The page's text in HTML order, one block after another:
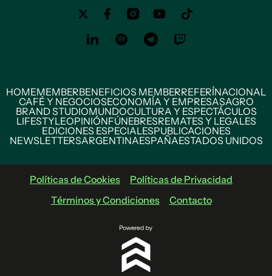
HOMEMEMBERBENEFICIOS MEMBERREFERÍNACIONAL
CAFÉ Y NEGOCIOSECONOMÍA Y EMPRESASAGRO
BRAND STUDIOMUNDOCULTURA Y ESPECTÁCULOS
LIFESTYLEOPINIÓNFÚNEBRESREMATES Y LEGALES
EDICIONES ESPECIALESPUBLICACIONES
NEWSLETTERSARGENTINAESPAÑAESTADOS UNIDOS
Políticas de Cookies
Políticas de Privacidad
Términos y Condiciones
Contacto